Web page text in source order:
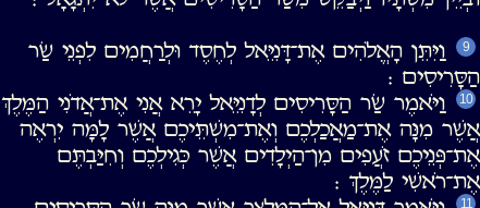
9
וַיִּתֵּן הָאֱלֹהִים אֶת־דָּנִיֵּאל לְחֶסֶד וּלְרַחֲמִים לִפְנֵי שַׂר
הַסָּרִיסִים ׃
10
וַיֹּאמֶר שַׂר הַסָּרִיסִים לְדָנִיֵּאל יָרֵא אֲנִי אֶת־אֲדֹנִי הַמֶּלֶךְ
אֲשֶׁר מִנָּה אֶת־מַאֲכַלְכֶם וְאֶת־מִשְׁתֵּיכֶם אֲשֶׁר לָמָּה יִרְאֶה
אֶת־פְּנֵיכֶם זֹעֲפִים מִן־הַיְלָדִים אֲשֶׁר כְּגִילְכֶם וְחִיַּבְתֶּם
אֶת־רֹאשִׁי לַמֶּלֶךְ ׃
11